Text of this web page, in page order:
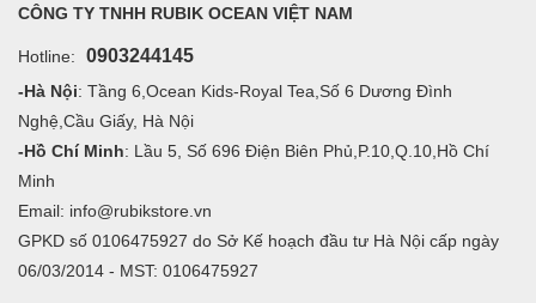
CÔNG TY TNHH RUBIK OCEAN VIỆT NAM
Hotline: 0903244145
-Hà Nội: Tầng 6,Ocean Kids-Royal Tea,Số 6 Dương Đình
Nghệ,Cầu Giấy, Hà Nội
-Hồ Chí Minh: Lầu 5, Số 696 Điện Biên Phủ,P.10,Q.10,Hồ Chí
Minh
Email: info@rubikstore.vn
GPKD số 0106475927 do Sở Kế hoạch đầu tư Hà Nội cấp ngày
06/03/2014 - MST: 0106475927